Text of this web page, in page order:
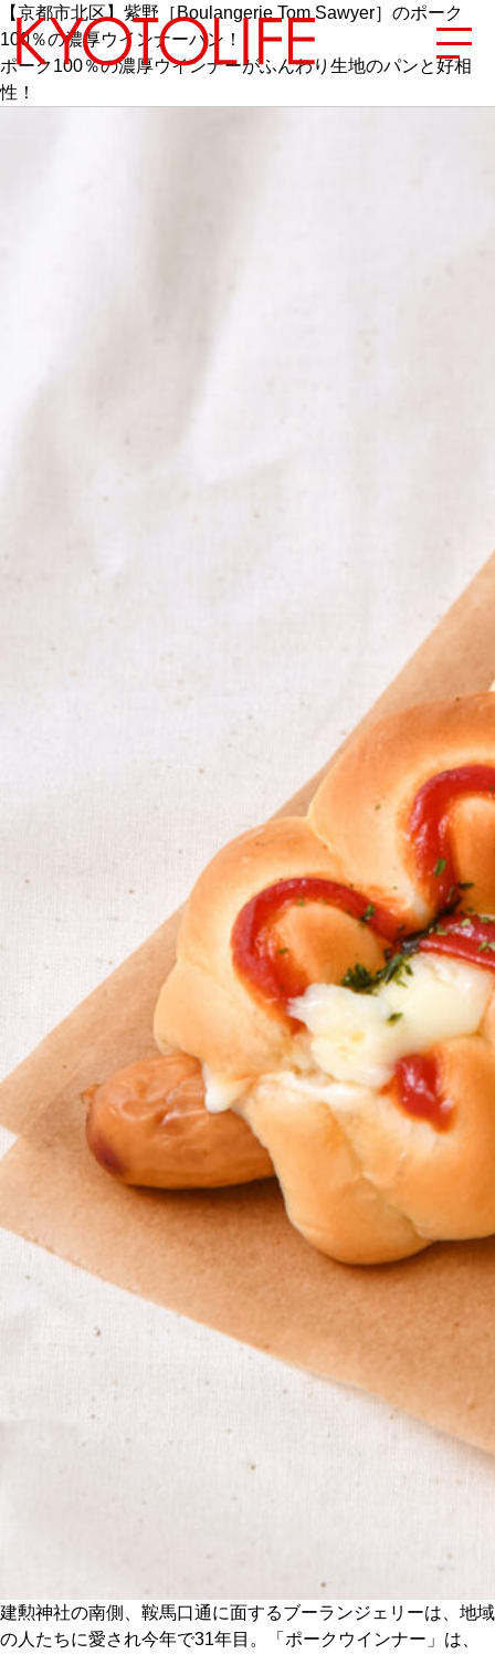
CULTURE
チケットプレゼント応募
MAIN MENU
SERIES
カレーが好き
京都おやつクラブ
私と店のはなし
今月の京みやげ
京都の書店
すべて
誠光社で選びました。
【京都市北区】紫野［Boulangerie Tom Sawyer］のポーク
100％の濃厚ウインナーパン！
ポーク100％の濃厚ウインナーがふんわり生地のパンと好相
性！
建勲神社の南側、鞍馬口通に面するブーランジェリーは、地域
の人たちに愛され今年で31年目。「ポークウインナー」は、